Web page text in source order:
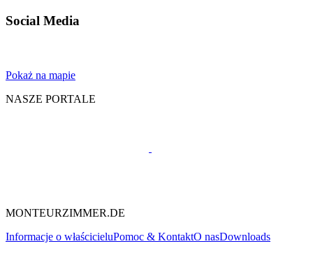
Social Media
Pokaż na mapie
NASZE PORTALE
MONTEURZIMMER.DE
Informacje o właścicieluPomoc & KontaktO nasDownloads